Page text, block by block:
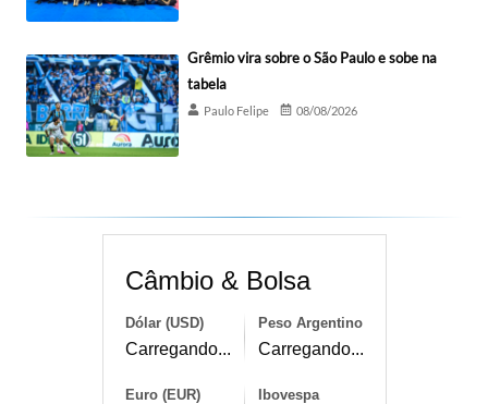
Grêmio vira sobre o São Paulo e sobe na
tabela
Paulo Felipe 08/08/2026
Câmbio & Bolsa
Dólar (USD)
Carregando...
Peso Argentino
Carregando...
Euro (EUR) Ibovespa